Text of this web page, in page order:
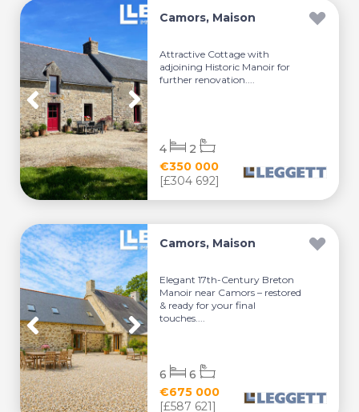
Camors, Maison
Attractive Cottage with
adjoining Historic Manoir for
further renovation....
€350 000
[£304 692]
4 2
Camors, Maison
Elegant 17th-Century Breton
Manoir near Camors – restored
& ready for your final
touches....
€675 000
[£587 621]
6 6